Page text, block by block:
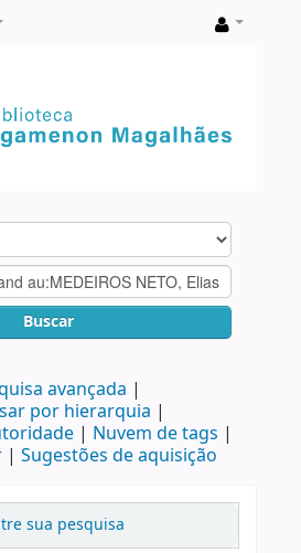
Buscar
avançada
por hierarquia
Nuvem de tags
Sugestões de aquisição
sua pesquisa